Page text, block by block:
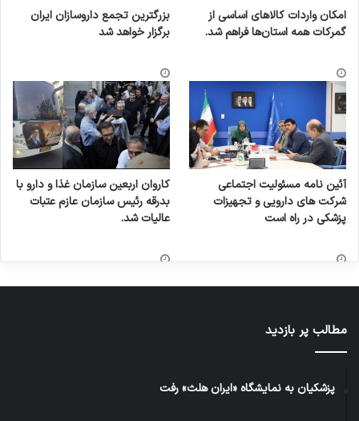
امکان واردات کالاهای اساسی از
گمرکات همه استان‌ها فراهم شد.
بزرگترین تجمع داروسازان ایران
برگزار خواهد شد
آئین نامه مسئولیت اجتماعی
شرکت های دارویی و تجهیزات
پزشکی در راه است
کاروان اربعین سازمان غذا و دارو با
بدرقه رئیس سازمان عازم عتبات
عالیات شد.
مطالب پر بازدید
پزشکیان به نمایشگاه «ایران هلث» رفت